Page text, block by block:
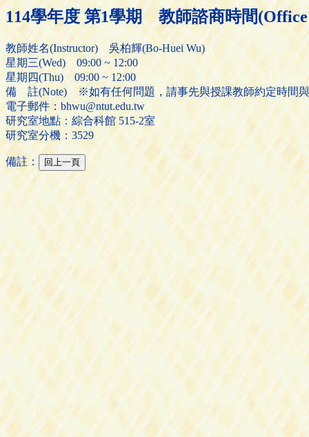
114學年度 第1學期 教師諮商時間
教師姓名(Instructor) 吳柏輝(Bo-Huei Wu)
星期三(Wed) 09:00 ~ 12:00
星期四(Thu) 09:00 ~ 12:00
備 註(Note) ※如有任何問題，請事先與授課教師約定時間
電子郵件：bhwu@ntut.edu.tw
研究室地點：綜合科館 515-2室
研究室分機：3529
備註：